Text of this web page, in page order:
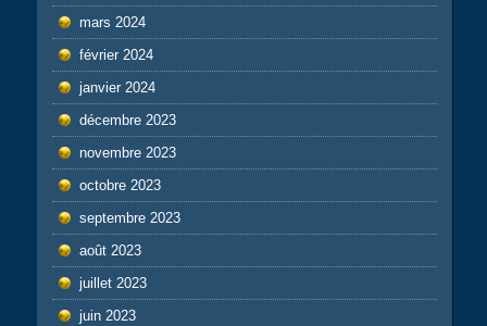
mars 2024
février 2024
janvier 2024
décembre 2023
novembre 2023
octobre 2023
septembre 2023
août 2023
juillet 2023
juin 2023